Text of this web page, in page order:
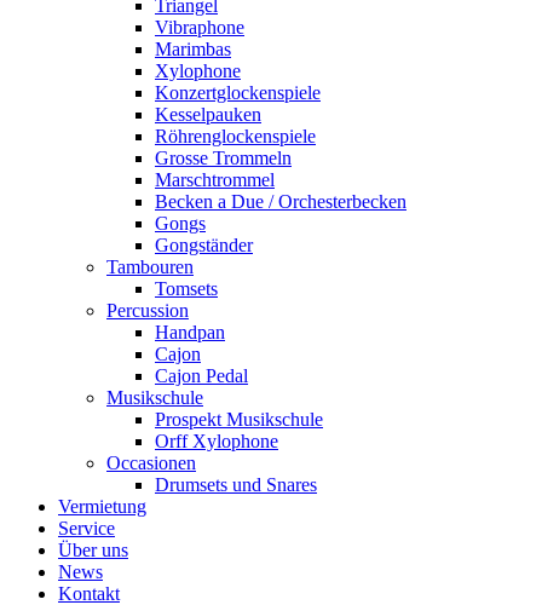
Triangel
Vibraphone
Marimbas
Xylophone
Konzertglockenspiele
Kesselpauken
Röhren­glocken­spiele
Grosse Trommeln
Marschtrommel
Becken a Due / Orchester­becken
Gongs
Gongständer
Tambouren
Tomsets
Percussion
Handpan
Cajon
Cajon Pedal
Musikschule
Prospekt Musikschule
Orff Xylophone
Occasionen
Drumsets und Snares
Vermietung
Service
Über uns
News
Kontakt